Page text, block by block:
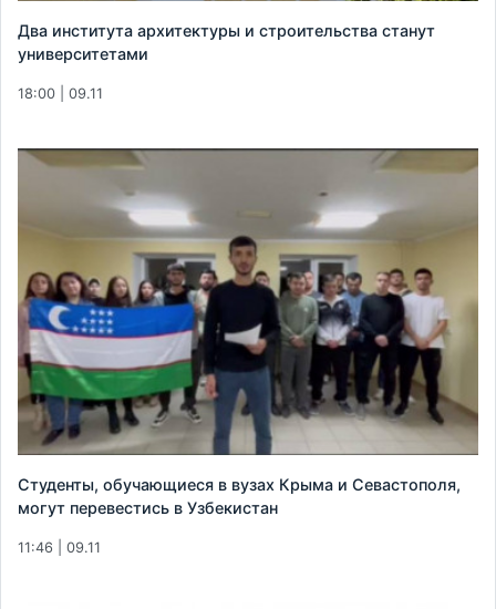
Два института архитектуры и строительства станут
университетами
18:00 | 09.11
Студенты, обучающиеся в вузах Крыма и Севастополя,
могут перевестись в Узбекистан
11:46 | 09.11